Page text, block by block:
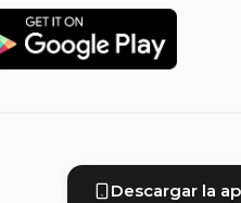
Descargar la